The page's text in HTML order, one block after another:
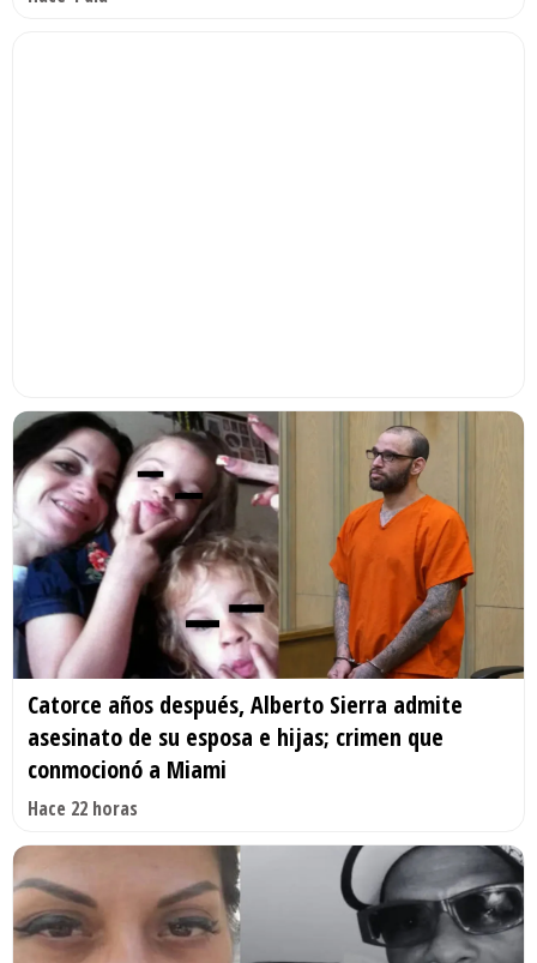
Catorce años después, Alberto Sierra admite
asesinato de su esposa e hijas; crimen que
conmocionó a Miami
Hace 22 horas